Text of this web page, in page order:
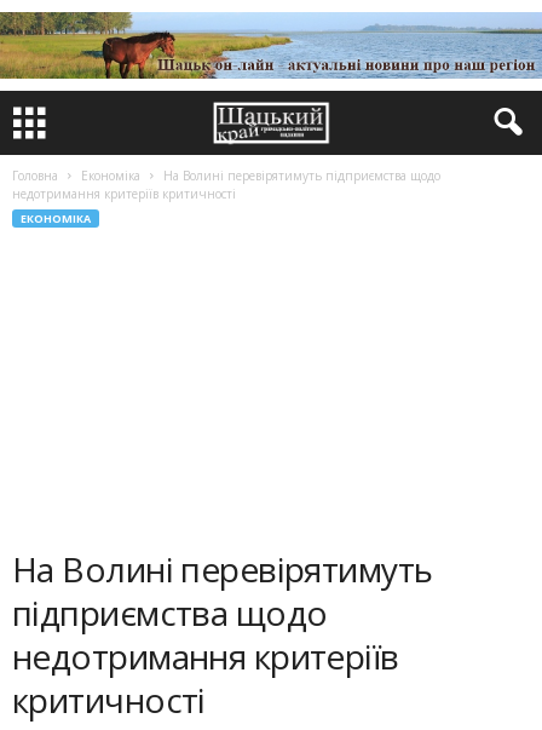
Головна Економіка
На Волині перевірятимуть підприємства щодо
недотримання критеріїв критичності
ЕКОНОМІКА
На Волині перевірятимуть
підприємства щодо
недотримання критеріїв
критичності